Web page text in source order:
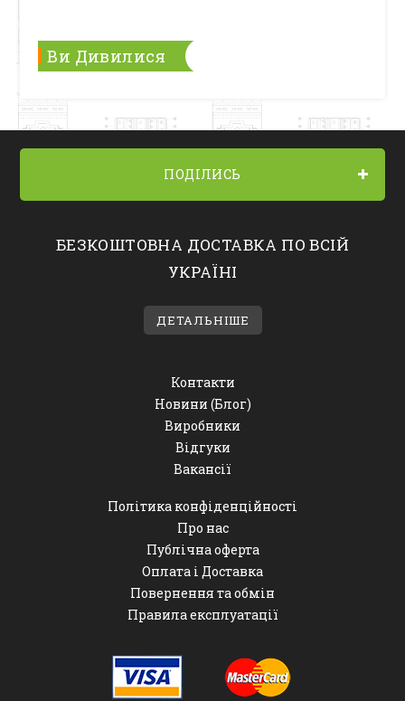
Ви Дивилися
ПОДІЛИСЬ
БЕЗКОШТОВНА ДОСТАВКА ПО ВСІЙ
УКРАЇНІ
ДЕТАЛЬНІШЕ
Контакти
Новини (Блог)
Виробники
Відгуки
Вакансії
Політика конфіденційності
Про нас
Публічна оферта
Оплата і Доставка
Повернення та обмін
Правила експлуатації